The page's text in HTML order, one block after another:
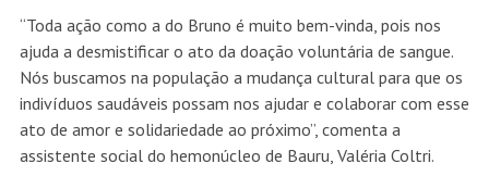
“Toda ação como a do Bruno é muito bem-vinda, pois nos
ajuda a desmistificar o ato da doação voluntária de sangue.
Nós buscamos na população a mudança cultural para que os
indivíduos saudáveis possam nos ajudar e colaborar com esse
ato de amor e solidariedade ao próximo”, comenta a
assistente social do hemonúcleo de Bauru, Valéria Coltri.